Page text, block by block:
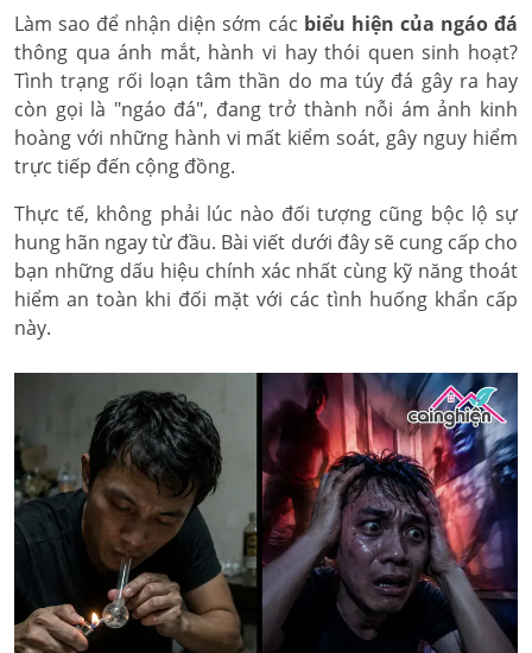
Làm sao để nhận diện sớm các biểu hiện của ngáo đá
thông qua ánh mắt, hành vi hay thói quen sinh hoạt?
Tình trạng rối loạn tâm thần do ma túy đá gây ra hay
còn gọi là "ngáo đá", đang trở thành nỗi ám ảnh kinh
hoàng với những hành vi mất kiểm soát, gây nguy hiểm
trực tiếp đến cộng đồng.
Thực tế, không phải lúc nào đối tượng cũng bộc lộ sự
hung hãn ngay từ đầu. Bài viết dưới đây sẽ cung cấp cho
bạn những dấu hiệu chính xác nhất cùng kỹ năng thoát
hiểm an toàn khi đối mặt với các tình huống khẩn cấp
này.